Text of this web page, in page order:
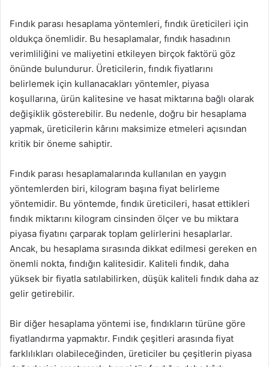
Fındık parası hesaplama yöntemleri, fındık üreticileri için
oldukça önemlidir. Bu hesaplamalar, fındık hasadının
verimliliğini ve maliyetini etkileyen birçok faktörü göz
önünde bulundurur. Üreticilerin, fındık fiyatlarını
belirlemek için kullanacakları yöntemler, piyasa
koşullarına, ürün kalitesine ve hasat miktarına bağlı olarak
değişiklik gösterebilir. Bu nedenle, doğru bir hesaplama
yapmak, üreticilerin kârını maksimize etmeleri açısından
kritik bir öneme sahiptir.
Fındık parası hesaplamalarında kullanılan en yaygın
yöntemlerden biri, kilogram başına fiyat belirleme
yöntemidir. Bu yöntemde, fındık üreticileri, hasat ettikleri
fındık miktarını kilogram cinsinden ölçer ve bu miktara
piyasa fiyatını çarparak toplam gelirlerini hesaplarlar.
Ancak, bu hesaplama sırasında dikkat edilmesi gereken en
önemli nokta, fındığın kalitesidir. Kaliteli fındık, daha
yüksek bir fiyatla satılabilirken, düşük kaliteli fındık daha az
gelir getirebilir.
Bir diğer hesaplama yöntemi ise, fındıkların türüne göre
fiyatlandırma yapmaktır. Fındık çeşitleri arasında fiyat
farklılıkları olabileceğinden, üreticiler bu çeşitlerin piyasa